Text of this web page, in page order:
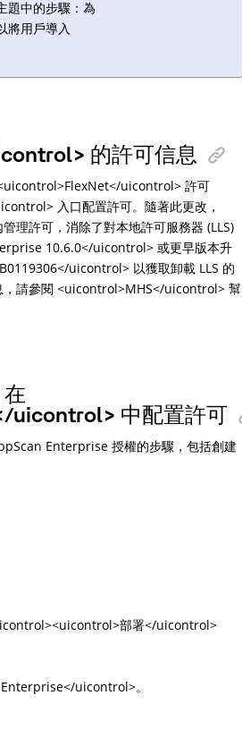
題中的步驟：為
將用戶導入
的許可信息
uicontrol> 許可
入口配置許可。隨著此更改，
許可，消除了對本地許可服務器 (LLS)
10.6.0</uicontrol> 或更早版本升
uicontrol> 以獲取卸載 LLS 的
請參閱 <uicontrol>MHS</uicontrol> 幫
uicontrol> 中配置許可
Enterprise 授權的步驟，包括創建
部署</uicontrol>
uicontrol>。